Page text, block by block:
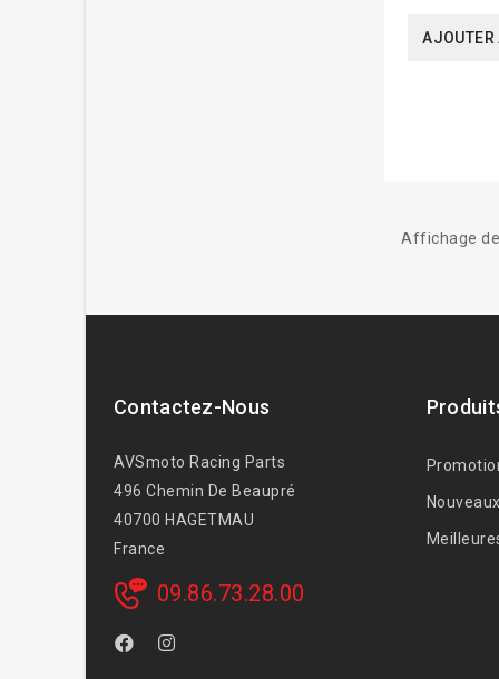
AJOUTER
Affichage
Contactez-Nous
AVSmoto Racing Parts
496 Chemin De Beaupré
40700 HAGETMAU
France
09.86.73.28.00